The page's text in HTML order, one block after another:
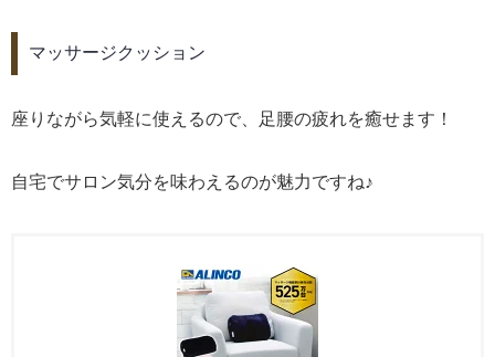
マッサージクッション
座りながら気軽に使えるので、足腰の疲れを癒せます！
自宅でサロン気分を味わえるのが魅力ですね♪